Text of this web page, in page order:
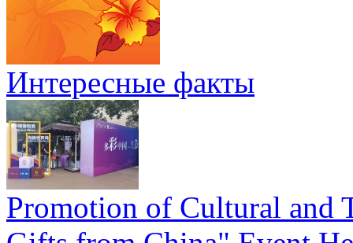
Интересные факты
Promotion of Cultural and